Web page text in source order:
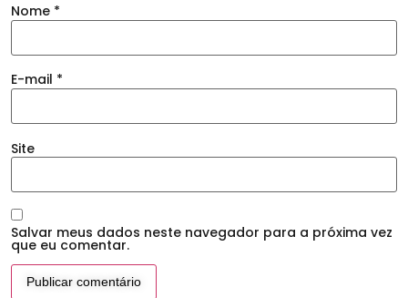
Nome *
E-mail *
Site
Salvar meus dados neste navegador para a próxima vez
que eu comentar.